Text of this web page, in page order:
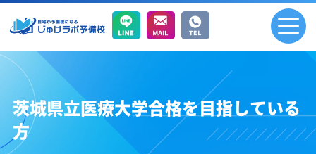
茨城県立医療大学合格を目指している
方